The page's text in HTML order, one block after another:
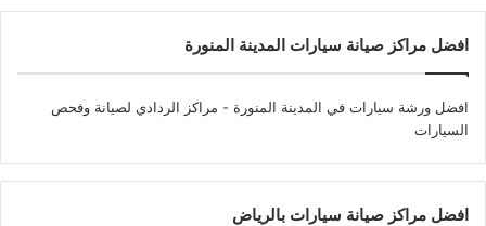
افضل مراكز صيانة سيارات المدينة المنورة
افضل ورشة سيارات في المدينة المنورة - مراكز الردادي لصيانة وفحص
السيارات
افضل مراكز صيانة سيارات بالرياض